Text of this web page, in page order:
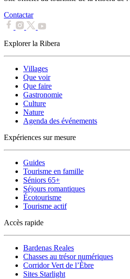
Contactar
Explorer la Ribera
Villages
Que voir
Que faire
Gastronomie
Culture
Nature
Agenda des événements
Expériences sur mesure
Guides
Tourisme en famille
Séniors 65+
Séjours romantiques
Écotourisme
Tourisme actif
Accès rapide
Bardenas Reales
Chasses au trésor numériques
Corridor Vert de l’Èbre
Sites Starlight